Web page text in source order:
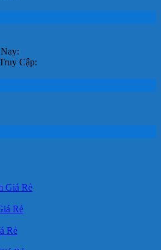
Cập:
Giá Rẻ
Rẻ
Rẻ